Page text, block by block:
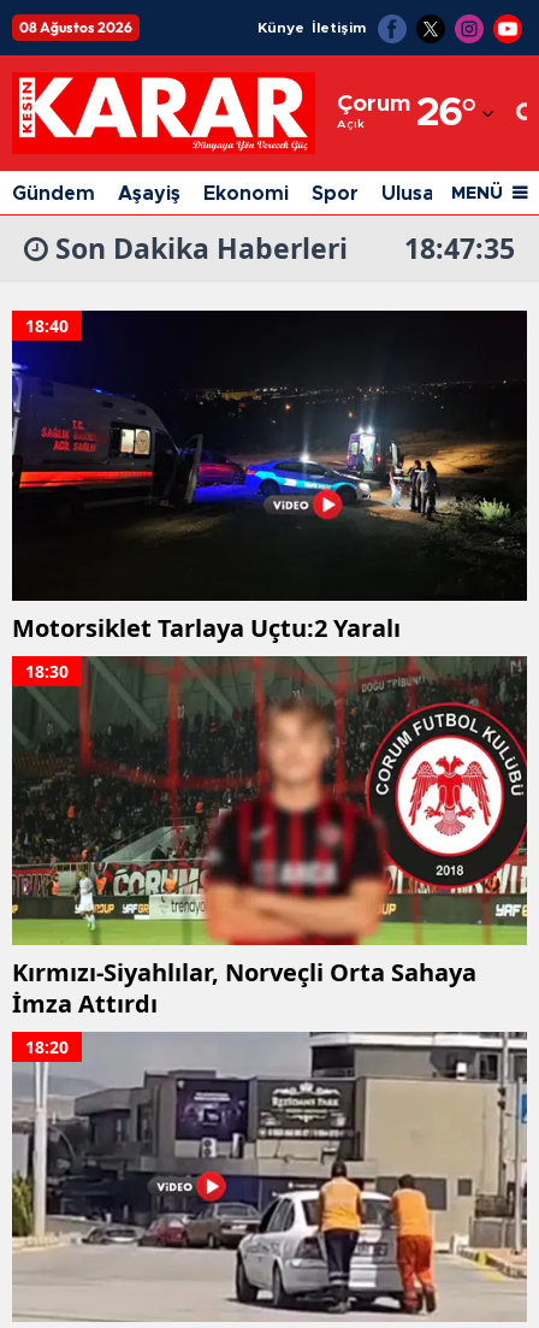
08 Ağustos 2026 Künye İletişim
Çorum
Açık 26°
Adıyaman
Afyonkarahisar
Ağrı
Ankara
Artvin
Aydın
Balıkesir
Bingöl
Bitlis
Bolu
Burdur
Bursa
Çanakkale
Çankırı
Çorum
Diyarbakır
Edirne
Elazığ
Erzincan
Erzurum
Eskişehir
Gündem Aşayiş Ekonomi Spor Ulusal Siyaset
MENÜ
Son Dakika Haberleri 18:47:35
18:40
Motorsiklet Tarlaya Uçtu:2 Yaralı
18:30
Kırmızı-Siyahlılar, Norveçli Orta Sahaya
İmza Attırdı
18:20